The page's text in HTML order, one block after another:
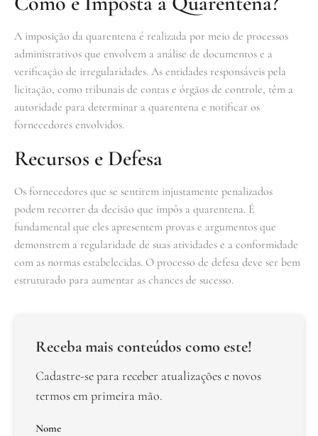
A imposição da quarentena é realizada por meio de processos
administrativos que envolvem a análise de documentos e a
verificação de irregularidades. As entidades responsáveis pela
licitação, como tribunais de contas e órgãos de controle, têm a
autoridade para determinar a quarentena e notificar os
fornecedores envolvidos.
Recursos e Defesa
Os fornecedores que se sentirem injustamente penalizados
podem recorrer da decisão que impôs a quarentena. É
fundamental que eles apresentem provas e argumentos que
demonstrem a regularidade de suas atividades e a conformidade
com as normas estabelecidas. O processo de defesa deve ser bem
estruturado para aumentar as chances de sucesso.
Receba mais conteúdos como este!
Cadastre-se para receber atualizações e novos
termos em primeira mão.
Nome